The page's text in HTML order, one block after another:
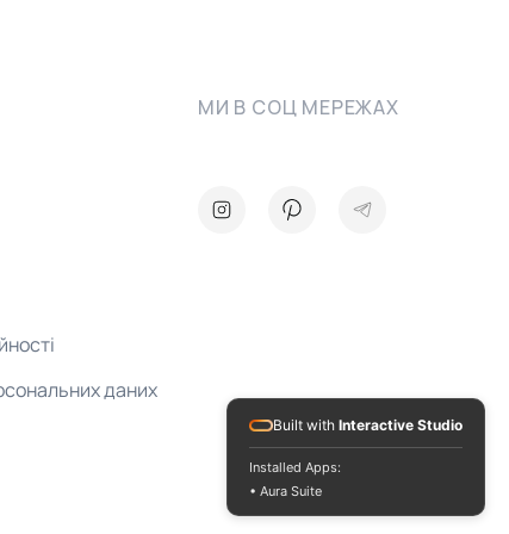
МИ В СОЦ МЕРЕЖАХ
даних
Built with Interactive Studio
Installed Apps:
• Aura Suite